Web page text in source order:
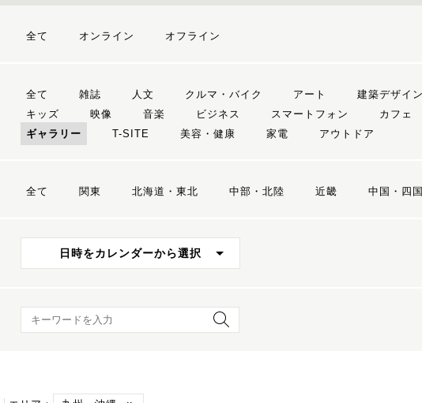
全て オンライン オフライン
全て 雑誌 人文 クルマ・バイク アート 建築デザイン
キッズ
映像 音楽 ビジネス スマートフォン カフェ
ギャラリー
T-SITE 美容・健康 家電 アウトドア
全て 関東 北海道・東北 中部・北陸 近畿 中国・四国
日時をカレンダーから選択
キーワード検索